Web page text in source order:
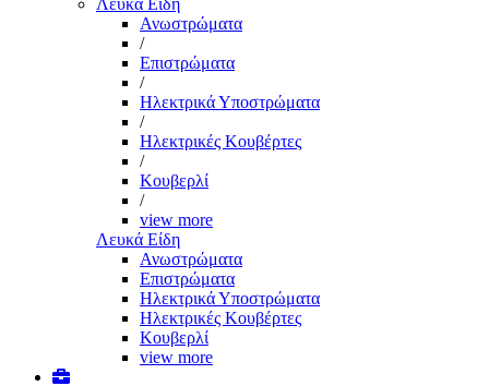
Λευκά Είδη
Ανωστρώματα
/
Επιστρώματα
/
Ηλεκτρικά Υποστρώματα
/
Ηλεκτρικές Κουβέρτες
/
Κουβερλί
/
view more
Λευκά Είδη
Ανωστρώματα
Επιστρώματα
Ηλεκτρικά Υποστρώματα
Ηλεκτρικές Κουβέρτες
Κουβερλί
view more